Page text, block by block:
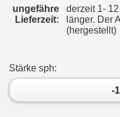
ungefähre
Lieferzeit:
derzeit 1-
länger. Der
(hergestellt)
Stärke sph:
-